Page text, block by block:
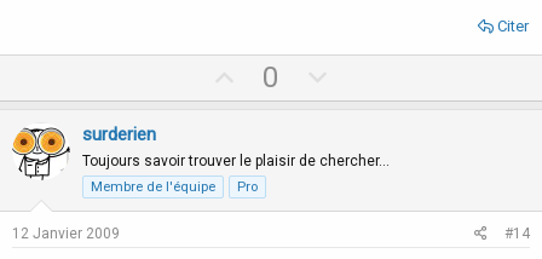
Citer
p
o
t
e
0
o
n
o
surderien
Toujours savoir trouver le plaisir de chercher…
Membre de l'équipe Pro
12 Janvier 2009 #14